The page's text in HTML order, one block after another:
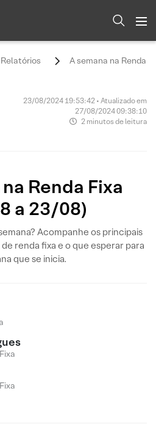
Relatórios A semana na Renda
23/08/2024 19:53:42 • Atualizado em
27/08/2024 09:38:10
2 minutos de leitura
Renda Fixa
a 23/08)
Acompanhe os principais
renda fixa e o que esperar para
que se inicia.